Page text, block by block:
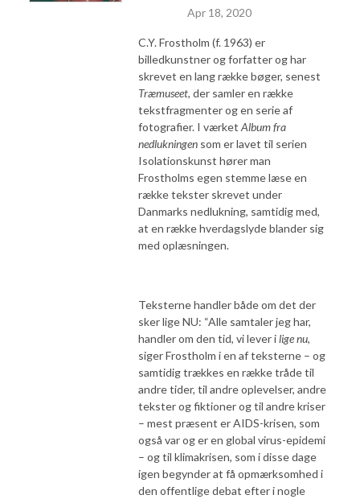
Apr 18, 2020
C.Y. Frostholm (f. 1963) er
billedkunstner og forfatter og har
skrevet en lang række bøger, senest
Træmuseet, der samler en række
tekstfragmenter og en serie af
fotografier. I værket Album fra
nedlukningen som er lavet til serien
Isolationskunst hører man
Frostholms egen stemme læse en
række tekster skrevet under
Danmarks nedlukning, samtidig med,
at en række hverdagslyde blander sig
med oplæsningen.
Teksterne handler både om det der
sker lige NU: “Alle samtaler jeg har,
handler om den tid, vi lever ilige nu,
siger Frostholm i en af teksterne – og
samtidig trækkes en række tråde til
andre tider, til andre oplevelser, andre
tekster og fiktioner og til andre kriser
– mest præsent er AIDS-krisen, som
også var og er en global virus-epidemi
– og til klimakrisen, som i disse dage
igen begynder at få opmærksomhed i
den offentlige debat efter i nogle